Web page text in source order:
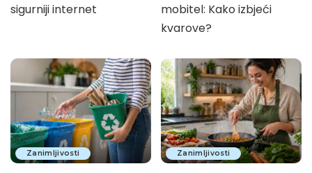
sigurniji internet
mobitel: Kako izbjeći
kvarove?
Zanimljivosti Zanimljivosti